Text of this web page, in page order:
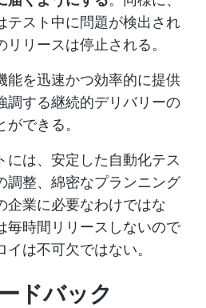
テスト中に問題が検出され
リースは停止される。
能を迅速かつ効率的に提供
調する継続的デリバリーの
できる。
には、安定した自動化テス
調整、綿密なプランニング
企業に必要なわけではな
毎時間リリースしないので
は不可欠ではない。
ドバック